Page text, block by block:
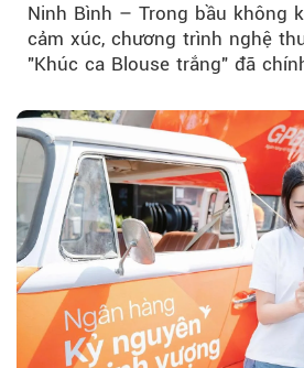
Ninh Bình – Trong bầu không
cảm xúc, chương trình nghệ
"Khúc ca Blouse trắng" đã